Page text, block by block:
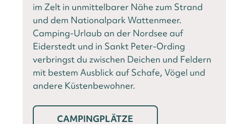
im Zelt in unmittelbarer Nähe zum Strand
und dem Nationalpark Wattenmeer.
Camping-Urlaub an der Nordsee auf
Eiderstedt und in Sankt Peter-Ording
verbringst du zwischen Deichen und Feldern
mit bestem Ausblick auf Schafe, Vögel und
andere Küstenbewohner.
CAMPINGPLÄTZE